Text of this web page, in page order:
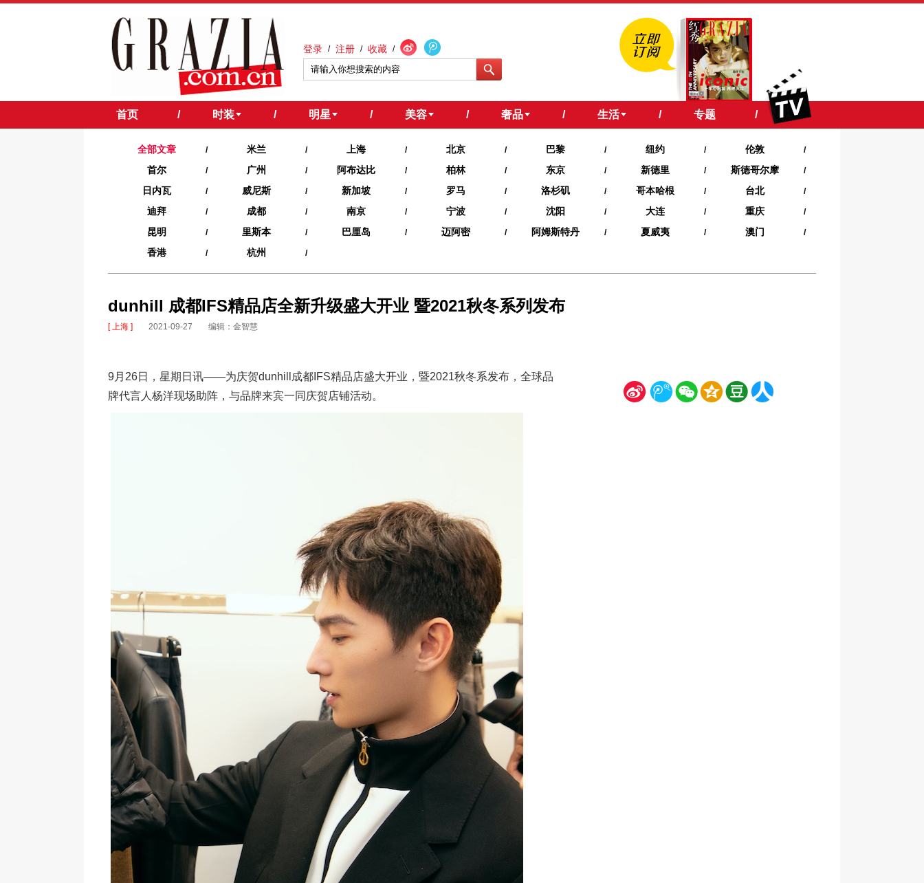
登录 / 注册 / 收藏 /
首页 / 时装 / 明星 / 美容 / 奢品 / 生活 / 专题 /
全部文章 / 米兰 / 上海 / 北京 / 巴黎 / 纽约 / 伦敦 /
首尔 / 广州 / 阿布达比 / 柏林 / 东京 / 新德里 / 斯德哥尔摩 /
日内瓦 / 威尼斯 / 新加坡 / 罗马 / 洛杉矶 / 哥本哈根 / 台北 /
迪拜 / 成都 / 南京 / 宁波 / 沈阳 / 大连 / 重庆 /
昆明 / 里斯本 / 巴厘岛 / 迈阿密 / 阿姆斯特丹 / 夏威夷‍ / 澳门 /
香港 / 杭州 /
dunhill 成都IFS精品店全新升级盛大开业 暨2021秋冬系列发布
[ 上海 ] 2021-09-27 编辑：金智慧
9月26日，星期日讯——为庆贺dunhill成都IFS精品店盛大开业，暨2021秋冬系发布，全球品
牌代言人杨洋现场助阵，与品牌来宾一同庆贺店铺活动。
新 腾 微 空 豆